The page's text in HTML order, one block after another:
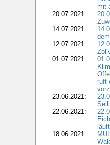
mit
20.07.2021:
14.07.2021:
12.07.2021:
01.07.2021:
ruft
23.06.2021:
22.06.2021:
18.06.2021: